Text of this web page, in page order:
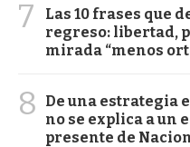
7
Las 10 frases que
regreso: libertad,
mirada “menos
8
De una estrategia
no se explica a un
presente de